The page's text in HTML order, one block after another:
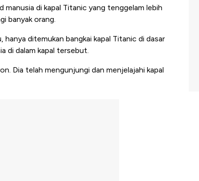
manusia di kapal Titanic yang tenggelam lebih
banyak orang.
ditemukan bangkai kapal Titanic di dasar
di dalam kapal tersebut.
Dia telah mengunjungi dan menjelajahi kapal